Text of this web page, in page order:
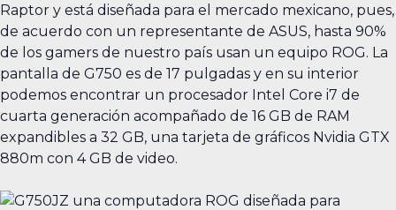
Raptor y está diseñada para el mercado mexicano, pues,
de acuerdo con un representante de ASUS, hasta 90%
de los gamers de nuestro país usan un equipo ROG. La
pantalla de G750 es de 17 pulgadas y en su interior
podemos encontrar un procesador Intel Core i7 de
cuarta generación acompañado de 16 GB de RAM
expandibles a 32 GB, una tarjeta de gráficos Nvidia GTX
880m con 4 GB de video.